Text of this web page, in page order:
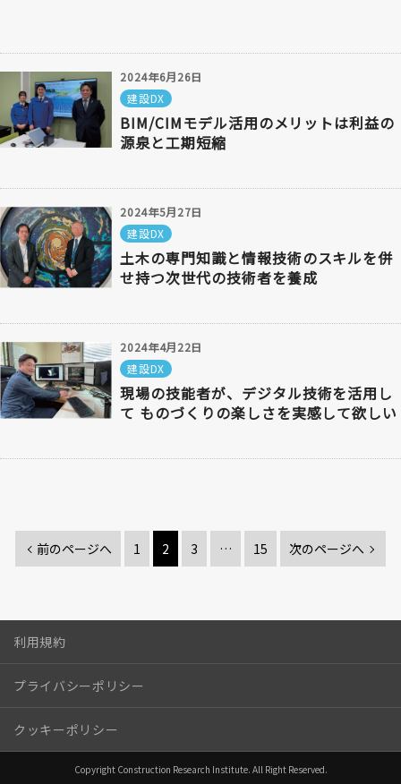
2024年6月26日
建設DX
BIM/CIMモデル活用のメリットは利益の
源泉と工期短縮
2024年5月27日
建設DX
土木の専門知識と情報技術のスキルを併
せ持つ次世代の技術者を養成
2024年4月22日
建設DX
現場の技能者が、デジタル技術を活用し
て ものづくりの楽しさを実感して欲しい
前のページへ 1 2 3 … 15 次のページへ
利用規約
プライバシーポリシー
クッキーポリシー
Copyright Construction Research Institute. All Right Reserved.